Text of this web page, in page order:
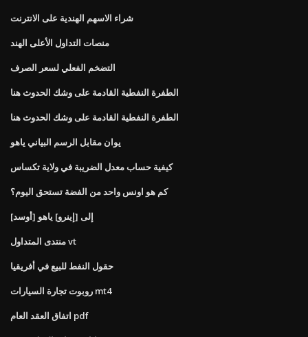
شراء الاسهم الهندية على الانترنت
منصات التداول الأعلى الهند
التضخم الفعلي لسعر الصرف
الطفرة النفطية القادمة على وشك الحدوث هنا
الطفرة النفطية القادمة على وشك الحدوث هنا
يوان مقابل الرسم البياني ياهو
كيفية حساب معدل الضريبة في ولاية تكساس
كم هو اونس واحد من الفضة تستحق اليوم؟
[أوسد] إلى [إينرو] ياهو
منتدى المتداول vt
حقول النفط للبيع في أفريقيا
روبوت تجارة السيارات mt4
اتفاق العقد العام pdf